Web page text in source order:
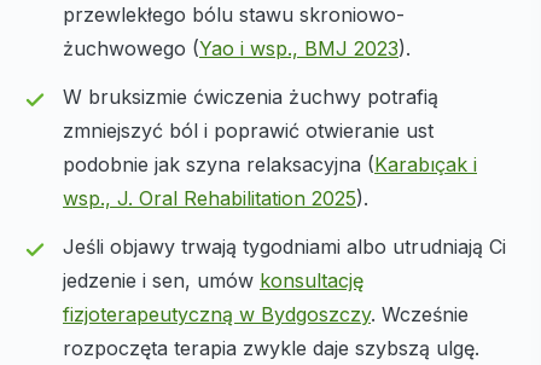
przewlekłego bólu stawu skroniowo-
żuchwowego (Yao i wsp., BMJ 2023).
W bruksizmie ćwiczenia żuchwy potrafią
zmniejszyć ból i poprawić otwieranie ust
podobnie jak szyna relaksacyjna (Karabıçak i
wsp., J. Oral Rehabilitation 2025).
Jeśli objawy trwają tygodniami albo utrudniają Ci
jedzenie i sen, umów konsultację
fizjoterapeutyczną w Bydgoszczy. Wcześnie
rozpoczęta terapia zwykle daje szybszą ulgę.